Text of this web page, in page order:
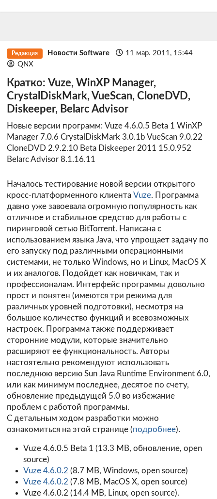
Редакция Новости Software
11 мар. 2011, 15:44
QNX
Кратко: Vuze, WinXP Manager,
CrystalDiskMark, VueScan, CloneDVD,
Diskeeper, Belarc Advisor
Новые версии программ: Vuze 4.6.0.5 Beta 1 WinXP
Manager 7.0.6 CrystalDiskMark 3.0.1b VueScan 9.0.22
CloneDVD 2.9.2.10 Beta Diskeeper 2011 15.0.952
Belarc Advisor 8.1.16.11
Началось тестирование новой версии открытого
кросс-платформенного клиента Vuze. Программа
давно уже завоевала огромную популярность как
отличное и стабильное средство для работы с
пиринговой сетью BitTorrent. Написана с
использованием языка Java, что упрощает задачу по
его запуску под различными операционными
системами, не только Windows, но и Linux, MacOS X
и их аналогов. Подойдет как новичкам, так и
профессионалам. Интерфейс программы довольно
прост и понятен (имеются три режима для
различных уровней подготовки), несмотря на
большое количество функций и всевозможных
настроек. Программа также поддерживает
сторонние модули, которые значительно
расширяют ее функциональность. Авторы
настоятельно рекомендуют использовать
последнюю версию Sun Java Runtime Environment 6.0,
или как минимум последнее, десятое по счету,
обновление предыдущей 5.0 во избежание
проблем с работой программы.
C детальным ходом разработки можно
ознакомиться на этой странице (подробнее).
Vuze 4.6.0.5 Beta 1 (13.3 MB, обновление, open
source)
Vuze 4.6.0.2 (8.7 MB, Windows, open source)
Vuze 4.6.0.2 (7.8 MB, MacOS X, open source)
Vuze 4.6.0.2 (14.4 MB, Linux, open source).